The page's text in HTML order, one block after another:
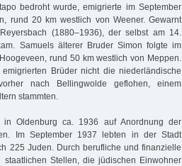
bedroht wurde, emigrierte im September
rund 20 km westlich von Weener. Gewarnt
(1880–1936), der selbst am 14.
Samuels älterer Bruder Simon folgte im
rund 50 km westlich von Meppen.
Brüder nicht die niederländische
nach Bellingwolde geflohen, einem
stammten.
Oldenburg ca. 1936 auf Anordnung der
Im September 1937 lebten in der Stadt
225 Juden. Durch berufliche und finanzielle
Stellen, die jüdischen Einwohner